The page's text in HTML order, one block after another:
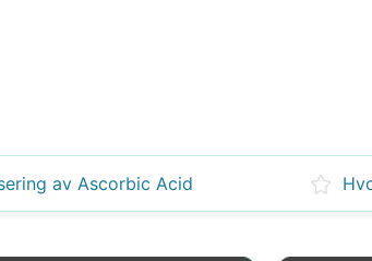
av Ascorbic Acid